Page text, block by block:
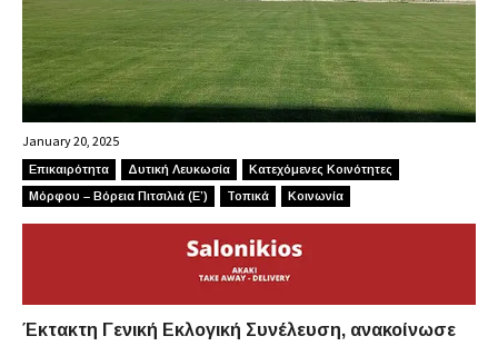
January 20, 2025
Επικαιρότητα Δυτική Λευκωσία
Κατεχόμενες Κοινότητες
Μόρφου – Βόρεια Πιτσιλιά (Ε’)
Τοπικά Κοινωνία
Έκτακτη Γενική Εκλογική Συνέλευση, ανακοίνωσε